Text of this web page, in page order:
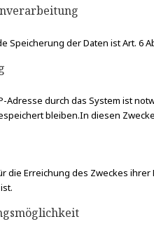
der Daten ist Art. 6
durch das System ist
bleiben.In diesen
die Erreichung des Zweckes